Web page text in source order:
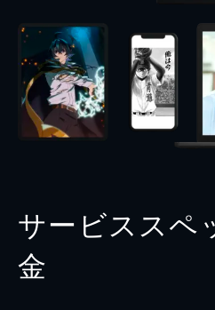
サービススペ
金